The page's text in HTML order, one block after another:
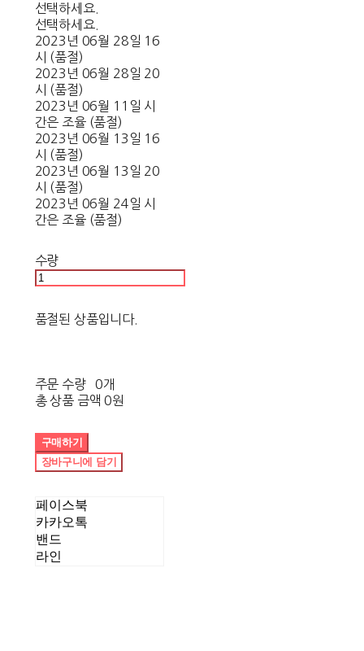
선택하세요.
선택하세요.
2023년 06월 28일 16
시 (품절)
2023년 06월 28일 20
시 (품절)
2023년 06월 11일 시
간은 조율 (품절)
2023년 06월 13일 16
시 (품절)
2023년 06월 13일 20
시 (품절)
2023년 06월 24일 시
간은 조율 (품절)
수량
품절된 상품입니다.
주문 수량
0개
총 상품 금액 0원
구매하기
장바구니에 담기
페이스북
카카오톡
밴드
라인